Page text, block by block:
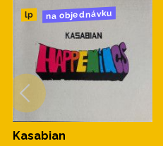
lp na objednávku
Kasabian